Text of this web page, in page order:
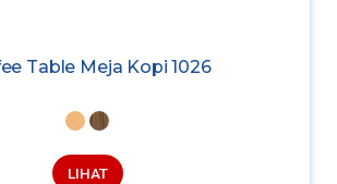
Table Meja Kopi 1026
LIHAT